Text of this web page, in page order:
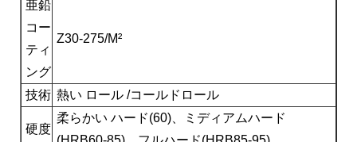
亜鉛
コー
ティ
ング
Z30-275/M²
技術 熱い ロール /コールドロール
硬度
柔らかい ハード(60)、ミディアムハード